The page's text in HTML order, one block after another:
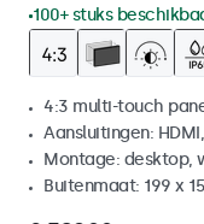
100+ stuks
4:3 multi-touch
Aansluitingen:
Montage: desktop,
Buitenmaat: 199 x